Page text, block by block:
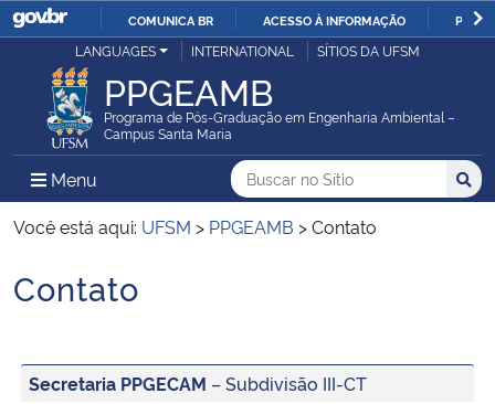
IR
PARA
O
COMUNICA BR ACESSO À INFORMAÇÃO
Ministério da Justiça e Segurança Pública
Ministério da Defesa
Ministério das Relações Exteriores
Ministério da Economia
Ministério da Agricultura, Pecuária e Abastecimento
LANGUAGES INTERNATIONAL SÍTIOS DA UFSM
PPGEAMB
Programa de Pós-Graduação em Engenharia Ambiental –
Campus Santa Maria
Menu Menu Principal do Sítio
Busca
Buscar no no Sítio
Busca:
Você está aqui: UFSM > PPGEAMB >Contato
Início do conteúdo
Contato
Secretaria PPGECAM – Subdivisão III-CT